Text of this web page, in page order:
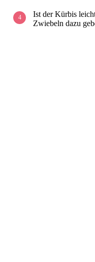
Ist der Kürbis
Zwiebeln dazu